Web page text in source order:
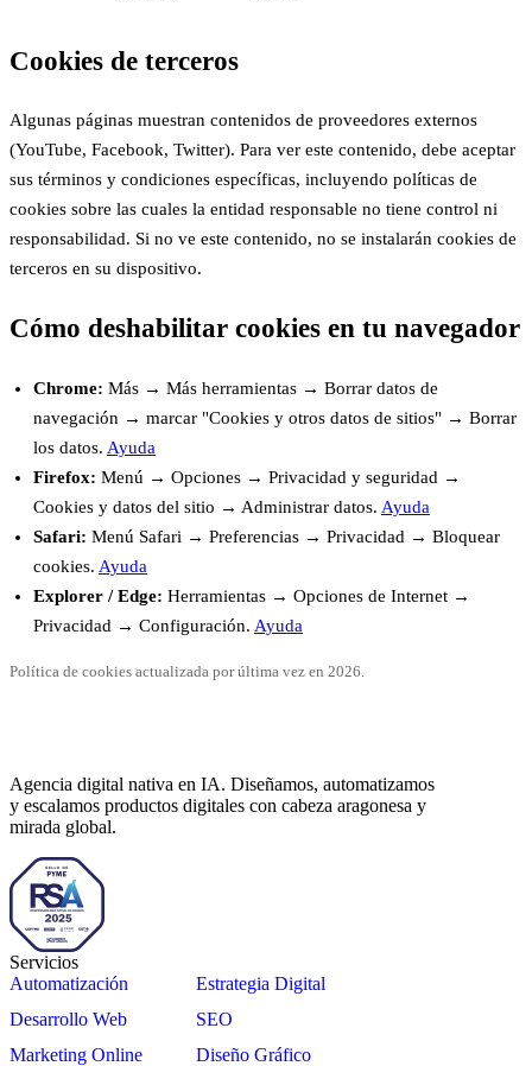
Cookies de terceros
Algunas páginas muestran contenidos de proveedores externos
(YouTube, Facebook, Twitter). Para ver este contenido, debe aceptar
sus términos y condiciones específicas, incluyendo políticas de
cookies sobre las cuales la entidad responsable no tiene control ni
responsabilidad. Si no ve este contenido, no se instalarán cookies de
terceros en su dispositivo.
Cómo deshabilitar cookies en tu navegador
Chrome: Más → Más herramientas → Borrar datos de
navegación → marcar "Cookies y otros datos de sitios" → Borrar
los datos. Ayuda
Firefox: Menú → Opciones → Privacidad y seguridad →
Cookies y datos del sitio → Administrar datos. Ayuda
Safari: Menú Safari → Preferencias → Privacidad → Bloquear
cookies. Ayuda
Explorer / Edge: Herramientas → Opciones de Internet →
Privacidad → Configuración. Ayuda
Política de cookies actualizada por última vez en 2026.
Agencia digital nativa en IA. Diseñamos, automatizamos
y escalamos productos digitales con cabeza aragonesa y
mirada global.
Servicios
Automatización
Estrategia Digital
Desarrollo Web
SEO
Marketing Online
Diseño Gráfico